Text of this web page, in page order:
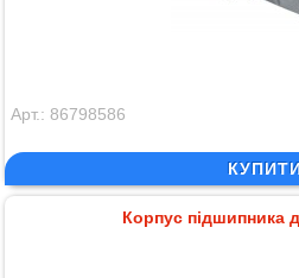
Арт.: 86798586
Корпус підшипника